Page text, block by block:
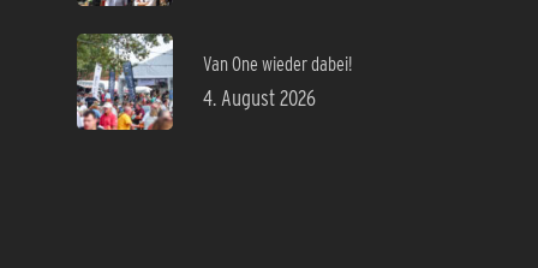
Van One wieder dabei!
4. August 2026